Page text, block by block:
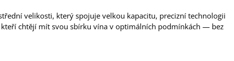
velikosti, který spojuje velkou kapacitu, precizní technologii
chtějí mít svou sbírku vína v optimálních podmínkách — bez